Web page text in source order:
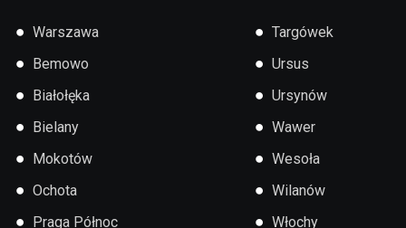
● Warszawa
● Bemowo
● Białołęka
● Bielany
● Mokotów
● Ochota
● Praga Północ
● Targówek
● Ursus
● Ursynów
● Wawer
● Wesoła
● Wilanów
● Włochy